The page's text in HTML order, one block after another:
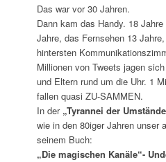
Das war vor 30 Jahren.
Dann kam das Handy. 18
Jahre, das Fernsehen 13
hintersten
Millionen von Tweets jagen
und Eltern rund um die Uhr. 1
fallen quasi ZU-SAMMEN.
In der „Tyrannei der
wie in den 80iger Jahren unser
seinem Buch:
„Die magischen Kanäle“-